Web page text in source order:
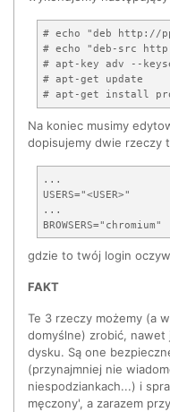
# echo "deb http://
# echo "deb-src
# apt-key adv --
# apt-get update
Na koniec musimy
dopisujemy dwie rzeczy
...
USERS="<USER>"
...
gdzie to twój login
FAKT
Te 3 rzeczy możemy (a
domyślne) zrobić, nawet
dysku. Są one
(przynajmniej nie
niespodziankach...) i
męczony', a zarazem